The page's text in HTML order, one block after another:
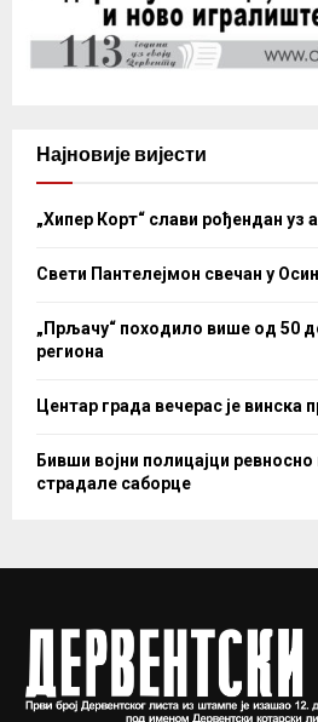
Најновије вијести
„Хипер Корт“ слави рођендан уз
Свети Пантелејмон свечан у
„Прљачу“ походило више од 50
региона
Центар града вечерас је винска
Бивши војни полицајци ревносно
страдале саборце